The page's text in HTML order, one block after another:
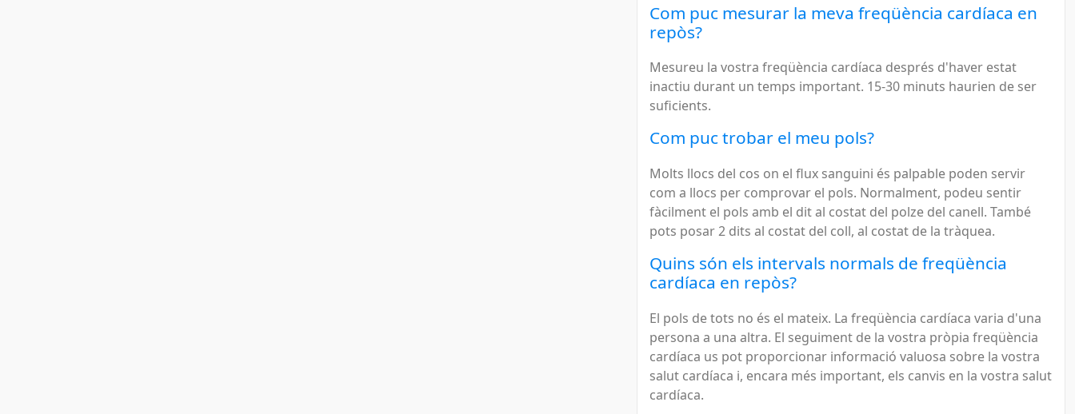
Com puc mesurar la meva freqüència cardíaca en
repòs?
Mesureu la vostra freqüència cardíaca després d'haver estat
inactiu durant un temps important. 15-30 minuts haurien de ser
suficients.
Com puc trobar el meu pols?
Molts llocs del cos on el flux sanguini és palpable poden servir
com a llocs per comprovar el pols. Normalment, podeu sentir
fàcilment el pols amb el dit al costat del polze del canell. També
pots posar 2 dits al costat del coll, al costat de la tràquea.
Quins són els intervals normals de freqüència
cardíaca en repòs?
El pols de tots no és el mateix. La freqüència cardíaca varia d'una
persona a una altra. El seguiment de la vostra pròpia freqüència
cardíaca us pot proporcionar informació valuosa sobre la vostra
salut cardíaca i, encara més important, els canvis en la vostra salut
cardíaca.